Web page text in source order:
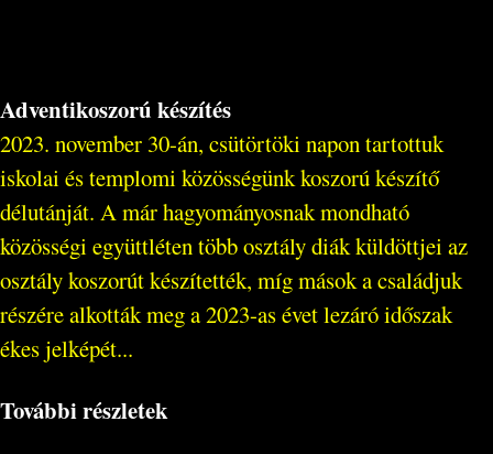
Adventikoszorú készítés
2023. november 30-án, csütörtöki napon tartottuk
iskolai és templomi közösségünk koszorú készítő
délutánját. A már hagyományosnak mondható
közösségi együttléten több osztály diák küldöttjei az
osztály koszorút készítették, míg mások a családjuk
részére alkották meg a 2023-as évet lezáró időszak
ékes jelképét...
További részletek